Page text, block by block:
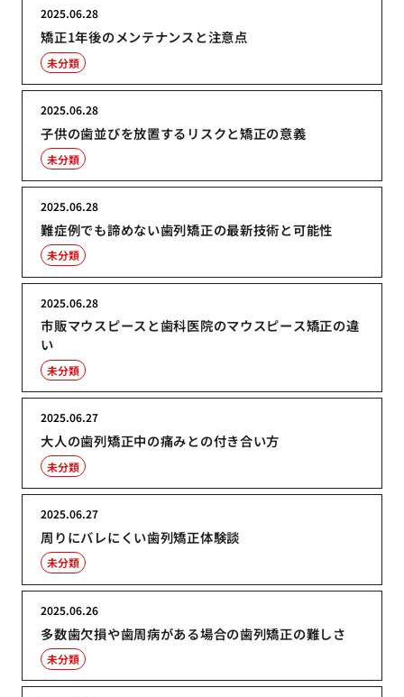
矯正1年後のメンテナンスと注意点
2025.06.28
未分類
子供の歯並びを放置するリスクと矯正の意義
2025.06.28
未分類
難症例でも諦めない歯列矯正の最新技術と可能性
2025.06.28
未分類
市販マウスピースと歯科医院のマウスピース矯正の違
い
2025.06.28
未分類
大人の歯列矯正中の痛みとの付き合い方
2025.06.27
未分類
周りにバレにくい歯列矯正体験談
2025.06.27
未分類
多数歯欠損や歯周病がある場合の歯列矯正の難しさ
2025.06.26
未分類